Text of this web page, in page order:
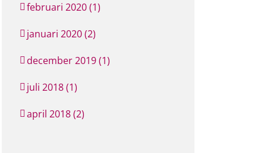
februari 2020 (1)
januari 2020 (2)
december 2019 (1)
juli 2018 (1)
april 2018 (2)